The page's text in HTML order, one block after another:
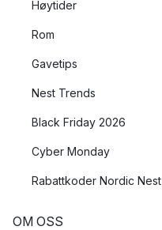
Høytider
Rom
Gavetips
Nest Trends
Black Friday 2026
Cyber Monday
Rabattkoder Nordic Nest
OM OSS